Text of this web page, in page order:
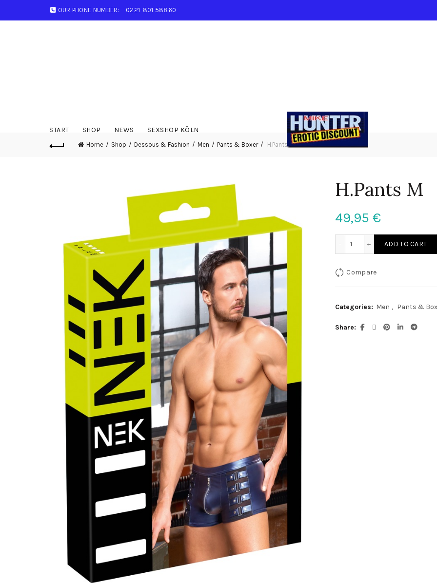
OUR PHONE NUMBER: 0221-801 58860
START SHOP NEWS SEXSHOP KÖLN
Home Shop Dessous & Fashion Men Pants & Boxer H.Pants M
H.Pants M
49,95 €
ADD TO CART
Compare
Categories: Men , Pants &
Share